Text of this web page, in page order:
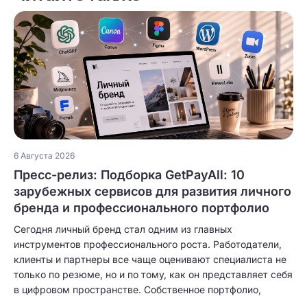
6 Августа 2026
Пресс-релиз: Подборка GetPayAll: 10
зарубежных сервисов для развития личного
бренда и профессионального портфолио
Сегодня личный бренд стал одним из главных
инструментов профессионального роста. Работодатели,
клиенты и партнеры все чаще оценивают специалиста не
только по резюме, но и по тому, как он представляет себя
в цифровом пространстве. Собственное портфолио,